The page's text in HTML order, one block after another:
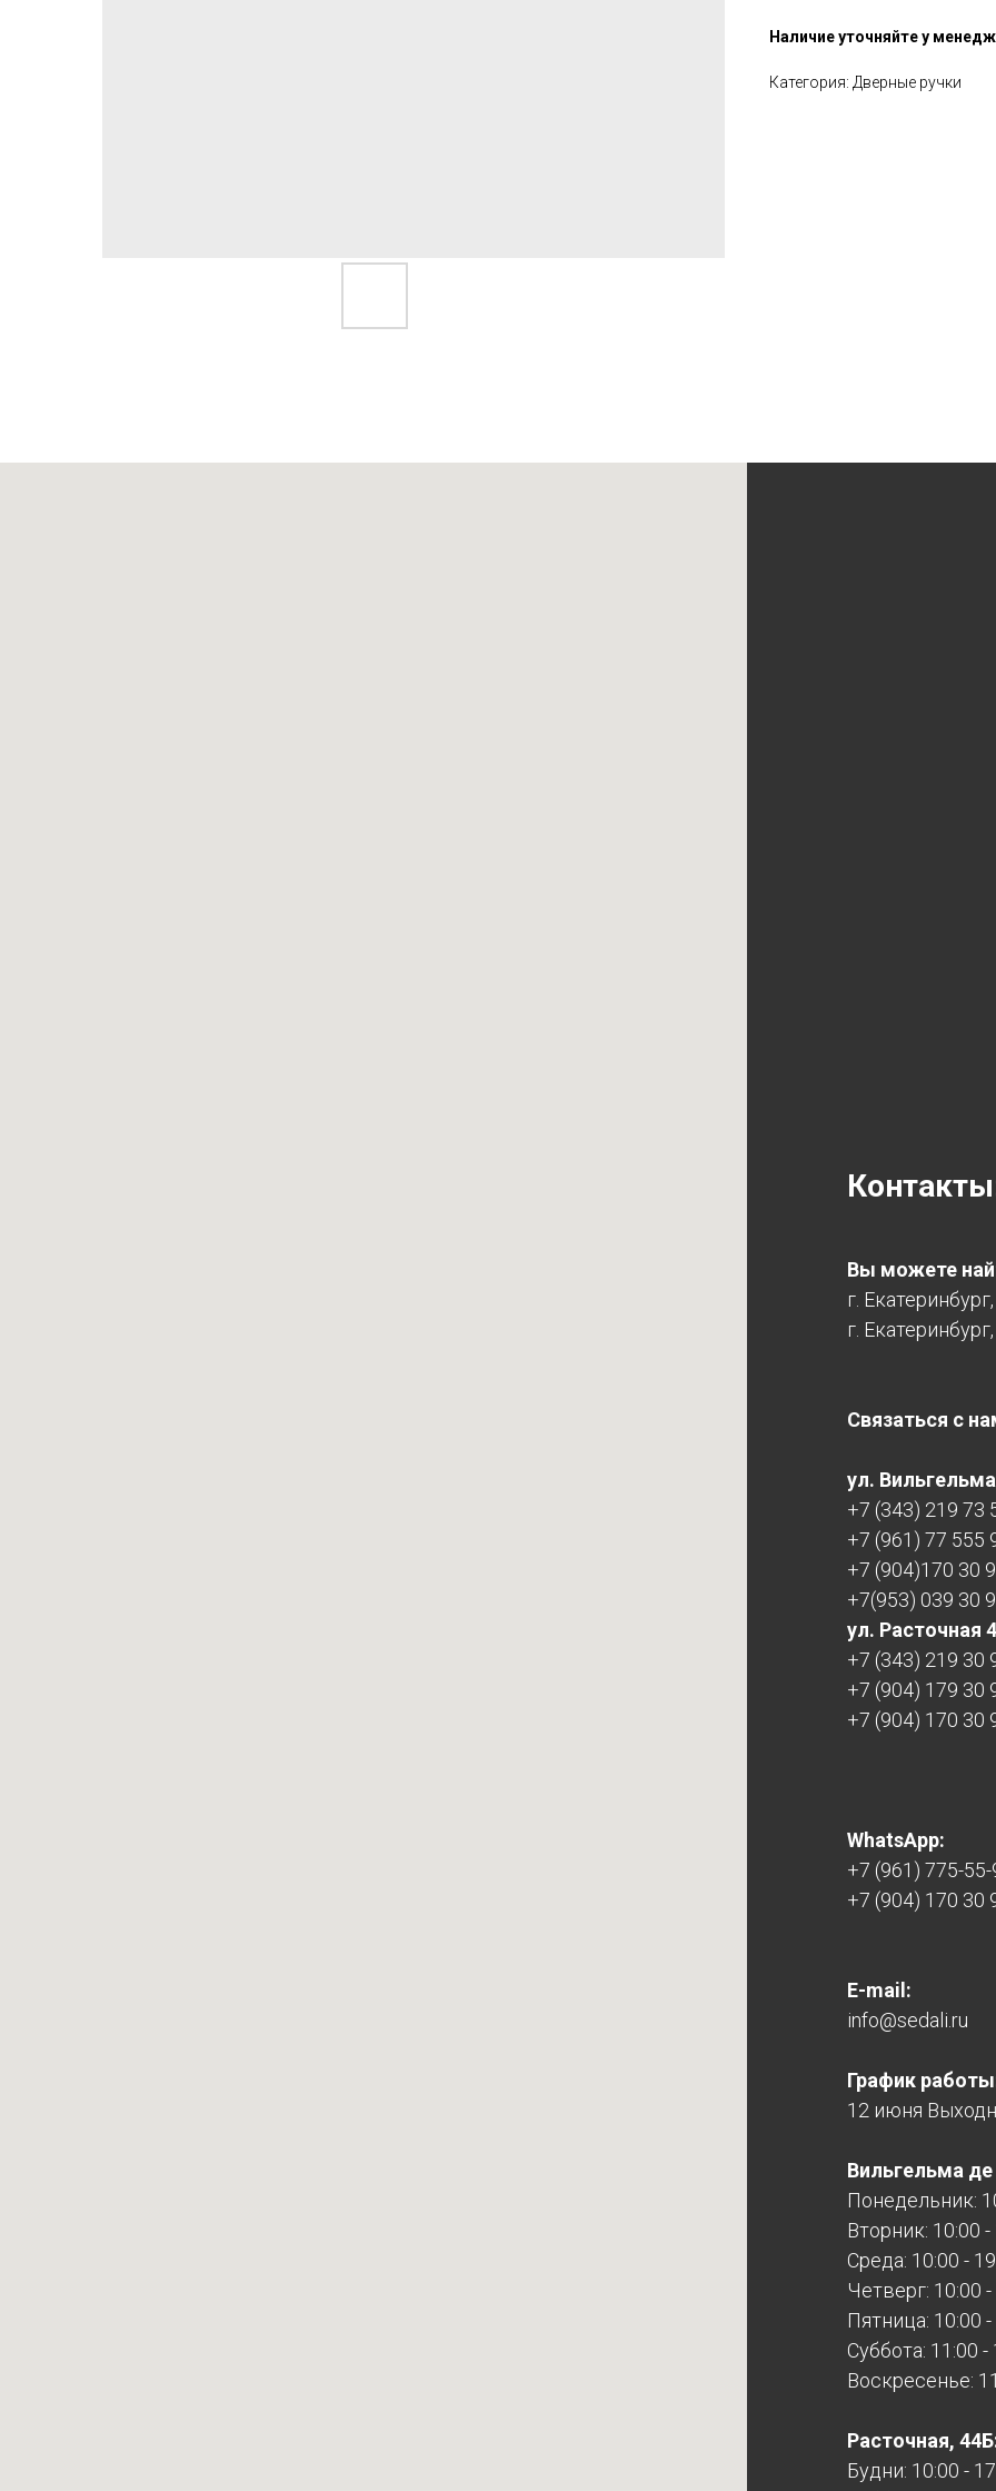
Наличие уточняйте у
Категория: Дверные ручки
Вы можете
г.
г.
Связаться с
ул.
+7 (343) 219 73
+7 (961) 77 555
+7 (904)170 30
+7(953) 039 30
ул. Расточная
+7 (343) 219 30
+7 (904) 179 30
+7 (904) 170 30
WhatsApp:
+7 (961) 775-55-
+7 (904) 170 30
E-mail:
info@sedali.ru
График
12 июня
Вильгельма де
Понедельник:
Вторник: 10:00 -
Среда: 10:00 -
Четверг: 10:00 -
Пятница: 10:00 -
Суббота: 11:00 -
Воскресенье:
Расточная,
Будни: 10:00 -